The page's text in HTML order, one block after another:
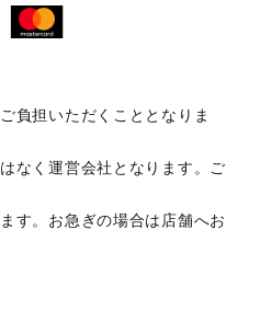
負担いただくこととなりま
なく運営会社となります。ご
す。お急ぎの場合は店舗へお